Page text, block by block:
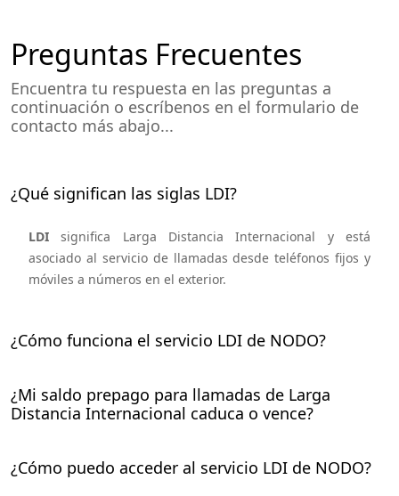
Preguntas Frecuentes
Encuentra tu respuesta en las preguntas a
continuación o escríbenos en el formulario de
contacto más abajo...
¿Qué significan las siglas LDI?
LDI significa Larga Distancia Internacional y está
asociado al servicio de llamadas desde teléfonos fijos y
móviles a números en el exterior.
¿Cómo funciona el servicio LDI de NODO?
¿Mi saldo prepago para llamadas de Larga
Distancia Internacional caduca o vence?
¿Cómo puedo acceder al servicio LDI de NODO?